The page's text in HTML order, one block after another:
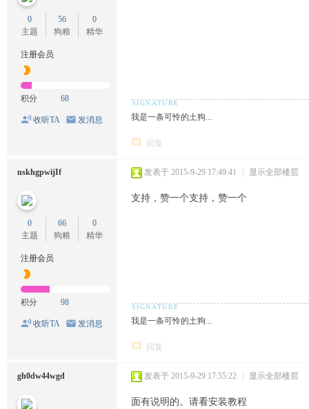
0
主题
56
狗粮
0
精华
注册会员
积分 68
收听TA 发消息 我是一条可怜的土狗...
回复
nskhgpwijIf
0
主题
66
狗粮
0
精华
注册会员
积分 98
收听TA 发消息
发表于 2015-9-29 17:49:41 | 显示全部楼层
支持，赞一个支持，赞一个
我是一条可怜的土狗...
回复
gh0dw44wgd 发表于 2015-9-29 17:55:22 | 显示全部楼层
面有说明的。请看安装教程